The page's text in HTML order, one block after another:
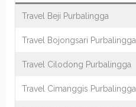
Travel Beji Purbalingga
Travel Bojongsari Purbalingga
Travel Cilodong Purbalingga
Travel Cimanggis Purbalingga